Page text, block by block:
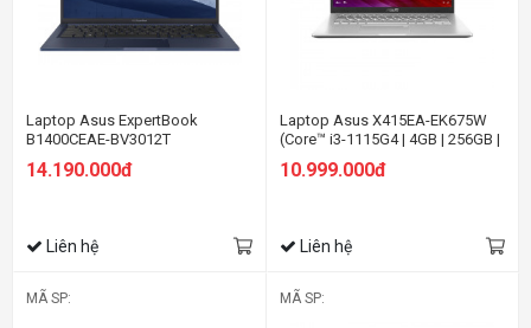
Laptop Asus ExpertBook
B1400CEAE-BV3012T
14.190.000đ
Liên hệ
Laptop Asus X415EA-EK675W
(Core™ i3-1115G4 | 4GB | 256GB |
Intel® UHD | 14.0-inch FHD | Win
11 | Bạc)
10.999.000đ
Liên hệ
MÃ SP: MÃ SP: